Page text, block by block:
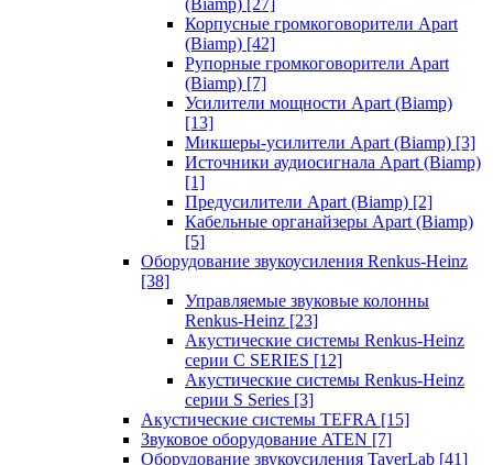
(Biamp) [27]
Корпусные громкоговорители Apart
(Biamp) [42]
Рупорные громкоговорители Apart
(Biamp) [7]
Усилители мощности Apart (Biamp)
[13]
Микшеры-усилители Apart (Biamp) [3]
Источники аудиосигнала Apart (Biamp)
[1]
Предусилители Apart (Biamp) [2]
Кабельные органайзеры Apart (Biamp)
[5]
Оборудование звукоусиления Renkus-Heinz
[38]
Управляемые звуковые колонны
Renkus-Heinz [23]
Акустические системы Renkus-Heinz
серии C SERIES [12]
Акустические системы Renkus-Heinz
серии S Series [3]
Акустические системы TEFRA [15]
Звуковое оборудование ATEN [7]
Оборудование звукоусиления TaverLab [41]